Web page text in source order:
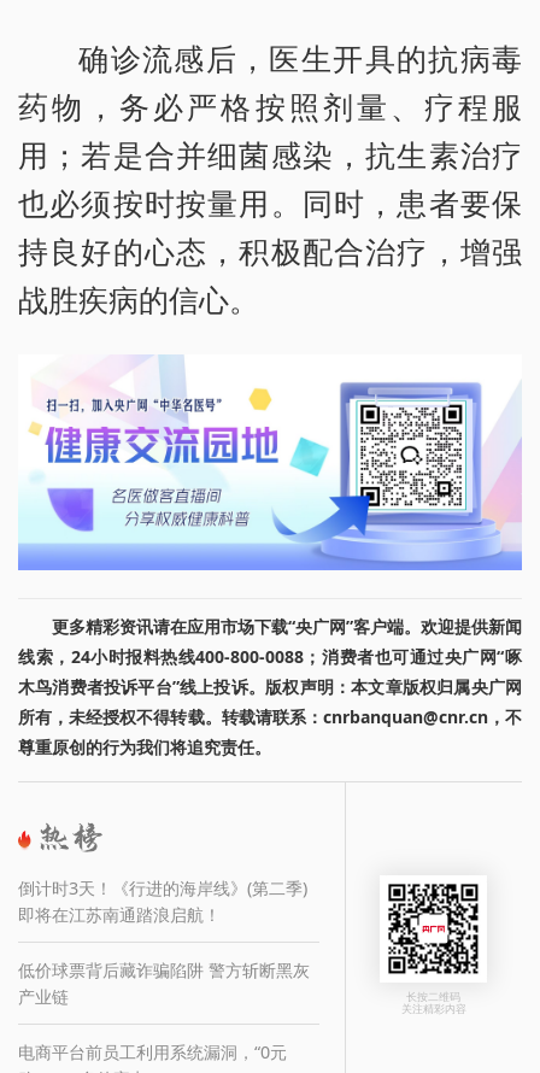
确诊流感后，医生开具的抗病毒
药物，务必严格按照剂量、疗程服
用；若是合并细菌感染，抗生素治疗
也必须按时按量用。同时，患者要保
持良好的心态，积极配合治疗，增强
战胜疾病的信心。
更多精彩资讯请在应用市场下载“央广网”客户端。欢迎提供新闻
线索，24小时报料热线400-800-0088；消费者也可通过央广网“啄
木鸟消费者投诉平台”线上投诉。版权声明：本文章版权归属央广网
所有，未经授权不得转载。转载请联系：cnrbanquan@cnr.cn，不
尊重原创的行为我们将追究责任。
倒计时3天！《行进的海岸线》(第二季)
即将在江苏南通踏浪启航！
低价球票背后藏诈骗陷阱 警方斩断黑灰
产业链
电商平台前员工利用系统漏洞，“0元
长按二维码
关注精彩内容